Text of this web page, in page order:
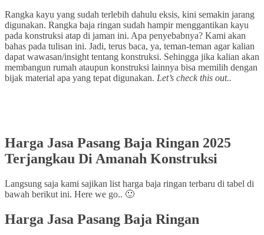
Rangka kayu yang sudah terlebih dahulu eksis, kini semakin jarang
digunakan. Rangka baja ringan sudah hampir menggantikan kayu
pada konstruksi atap di jaman ini. Apa penyebabnya? Kami akan
bahas pada tulisan ini. Jadi, terus baca, ya, teman-teman agar kalian
dapat wawasan/insight tentang konstruksi. Sehingga jika kalian akan
membangun rumah ataupun konstruksi lainnya bisa memilih dengan
bijak material apa yang tepat digunakan. Let’s check this out..
Harga Jasa Pasang Baja Ringan 2025
Terjangkau Di Amanah Konstruksi
Langsung saja kami sajikan list harga baja ringan terbaru di tabel di
bawah berikut ini. Here we go.. 🙂
Harga Jasa Pasang Baja Ringan